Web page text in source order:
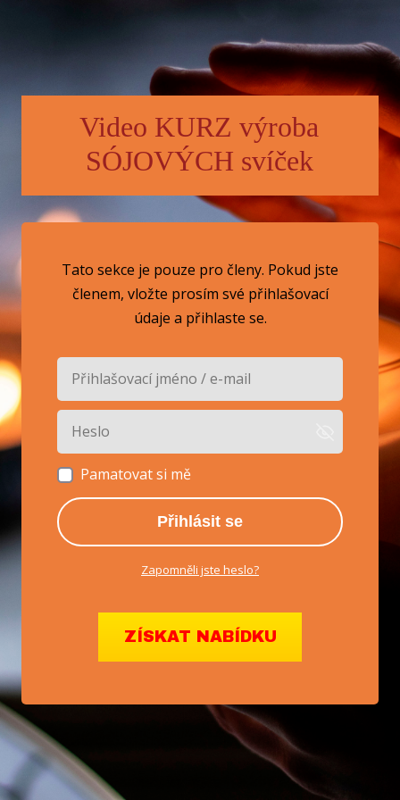
Video KURZ výroba
SÓJOVÝCH svíček
Tato sekce je pouze pro členy. Pokud jste
členem, vložte prosím své přihlašovací
údaje a přihlaste se.
Pamatovat si mě
Přihlásit se
Zapomněli jste heslo?
ZÍSKAT NABÍDKU